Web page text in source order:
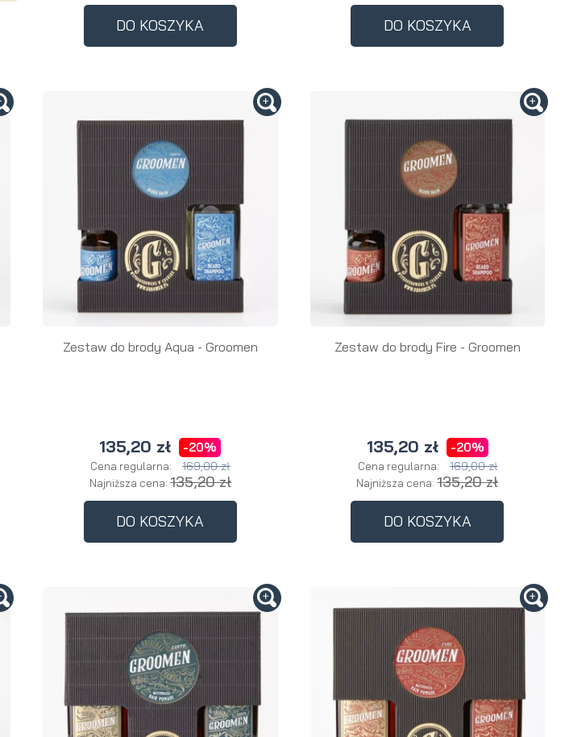
Perfumy
Krem do
Zestaw
DO KOSZYKA DO KOSZYKA
Zestaw do brody Aqua - Groomen
135,20 zł -20%
Cena regularna: 169,00 zł
Najniższa cena: 135,20 zł
DO KOSZYKA
Zestaw do brody Fire - Groomen
135,20 zł -20%
Cena regularna: 169,00 zł
Najniższa cena:135,20 zł
DO KOSZYKA